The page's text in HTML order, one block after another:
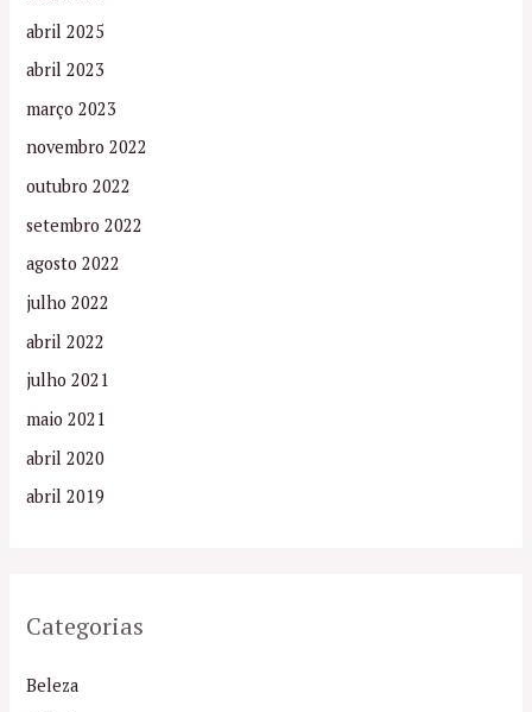
abril 2025
abril 2023
março 2023
novembro 2022
outubro 2022
setembro 2022
agosto 2022
julho 2022
abril 2022
julho 2021
maio 2021
abril 2020
abril 2019
Categorias
Beleza